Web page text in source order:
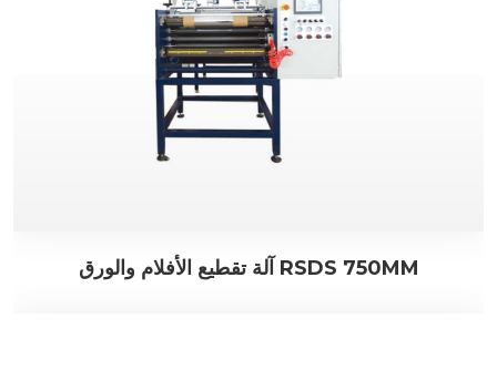
آلة تقطيع الأفلام والورق RSDS 750MM